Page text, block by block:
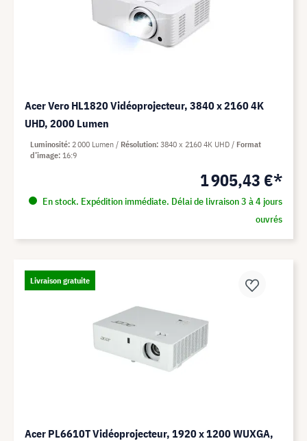
Acer Vero HL1820 Vidéoprojecteur, 3840 x 2160 4K
UHD, 2000 Lumen
1 905,43 €*
En stock. Expédition immédiate. Délai de livraison 3 à 4 jours
ouvrés
Luminosité 2 000 Lumen Résolution 3840 x 2160 4K UHD
Format
d’image 16:9
Livraison gratuite
Acer PL6610T Vidéoprojecteur, 1920 x 1200 WUXGA,